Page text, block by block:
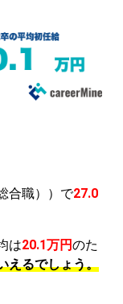
合職））で27.0
は20.1万円のた
えるでしょう。